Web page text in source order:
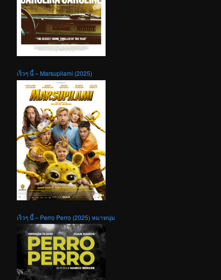
เร็วๆ นี้ – Marsupilami (2025)
เร็วๆ นี้ – Perro Perro (2025) หมาหนุ่ม